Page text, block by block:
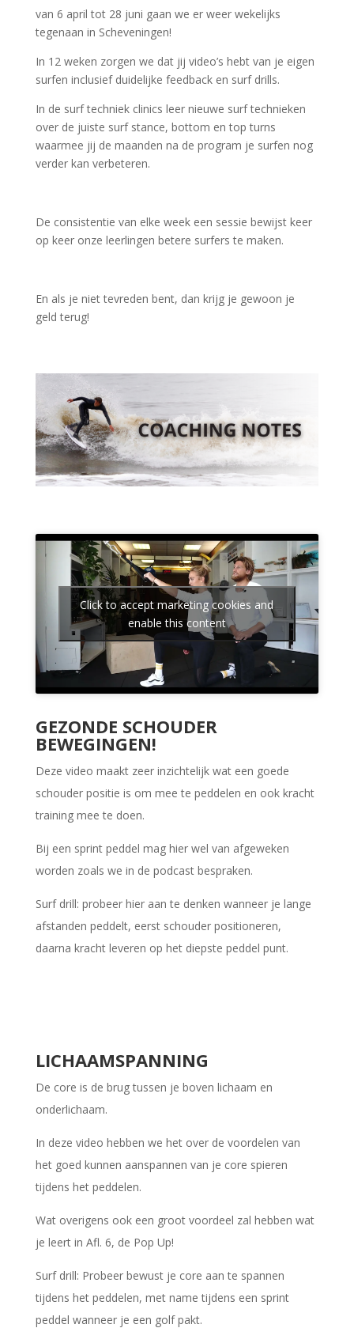
van 6 april tot 28 juni gaan we er weer wekelijks
tegenaan in Scheveningen!
In 12 weken zorgen we dat jij video’s hebt van je eigen
surfen inclusief duidelijke feedback en surf drills.
In de surf techniek clinics leer nieuwe surf technieken
over de juiste surf stance, bottom en top turns
waarmee jij de maanden na de program je surfen nog
verder kan verbeteren.
De consistentie van elke week een sessie bewijst keer
op keer onze leerlingen betere surfers te maken.
En als je niet tevreden bent, dan krijg je gewoon je
geld terug!
Click to accept marketing cookies and
enable this content
GEZONDE SCHOUDER
BEWEGINGEN!
Deze video maakt zeer inzichtelijk wat een goede
schouder positie is om mee te peddelen en ook kracht
training mee te doen.
Bij een sprint peddel mag hier wel van afgeweken
worden zoals we in de podcast bespraken.
Surf drill: probeer hier aan te denken wanneer je lange
afstanden peddelt, eerst schouder positioneren,
daarna kracht leveren op het diepste peddel punt.
LICHAAMSPANNING
De core is de brug tussen je boven lichaam en
onderlichaam.
In deze video hebben we het over de voordelen van
het goed kunnen aanspannen van je core spieren
tijdens het peddelen.
Wat overigens ook een groot voordeel zal hebben wat
je leert in Afl. 6, de Pop Up!
Surf drill: Probeer bewust je core aan te spannen
tijdens het peddelen, met name tijdens een sprint
peddel wanneer je een golf pakt.